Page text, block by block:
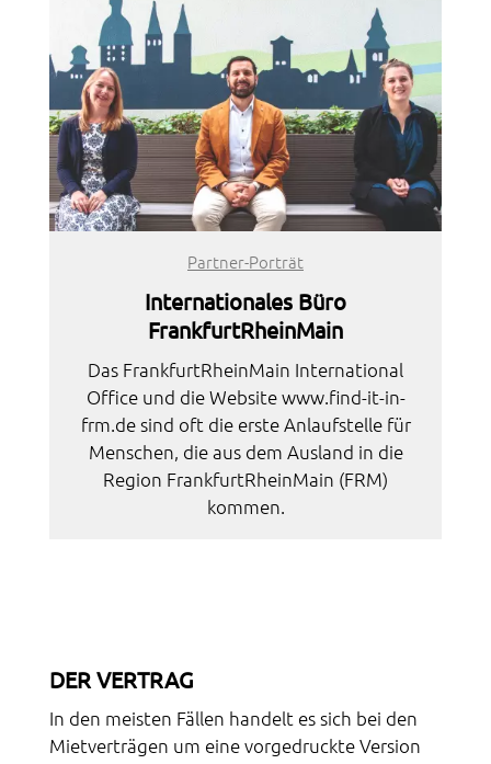
Partner-Porträt
Internationales Büro
FrankfurtRheinMain
Das FrankfurtRheinMain International
Office und die Website www.find-it-in-
frm.de sind oft die erste Anlaufstelle für
Menschen, die aus dem Ausland in die
Region FrankfurtRheinMain (FRM)
kommen.
DER VERTRAG
In den meisten Fällen handelt es sich bei den
Mietverträgen um eine vorgedruckte Version